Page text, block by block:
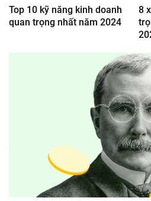
Top 10 kỹ năng kinh doanh
quan trọng nhất năm 2024
8